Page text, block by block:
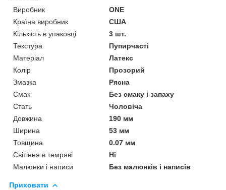
Виробник
ONE
Країна виробник
США
Кількість в упаковці
3 шт.
Текстура
Пупирчасті
Матеріал
Латекс
Колір
Прозорий
Змазка
Рясна
Смак
Без смаку і запаху
Стать
Чоловіча
Довжина
190 мм
Ширина
53 мм
Товщина
0.07 мм
Світіння в темряві
Ні
Малюнки і написи
Без малюнків і написів
Приховати